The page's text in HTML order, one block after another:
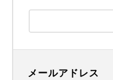
メールアドレス